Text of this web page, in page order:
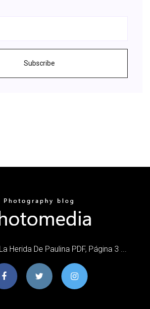
Subscribe
Herida De Paulina PDF, Página 3 ...